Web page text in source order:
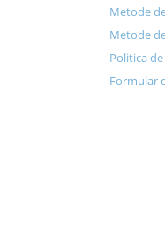
Metode
Metode
Politica
Formular